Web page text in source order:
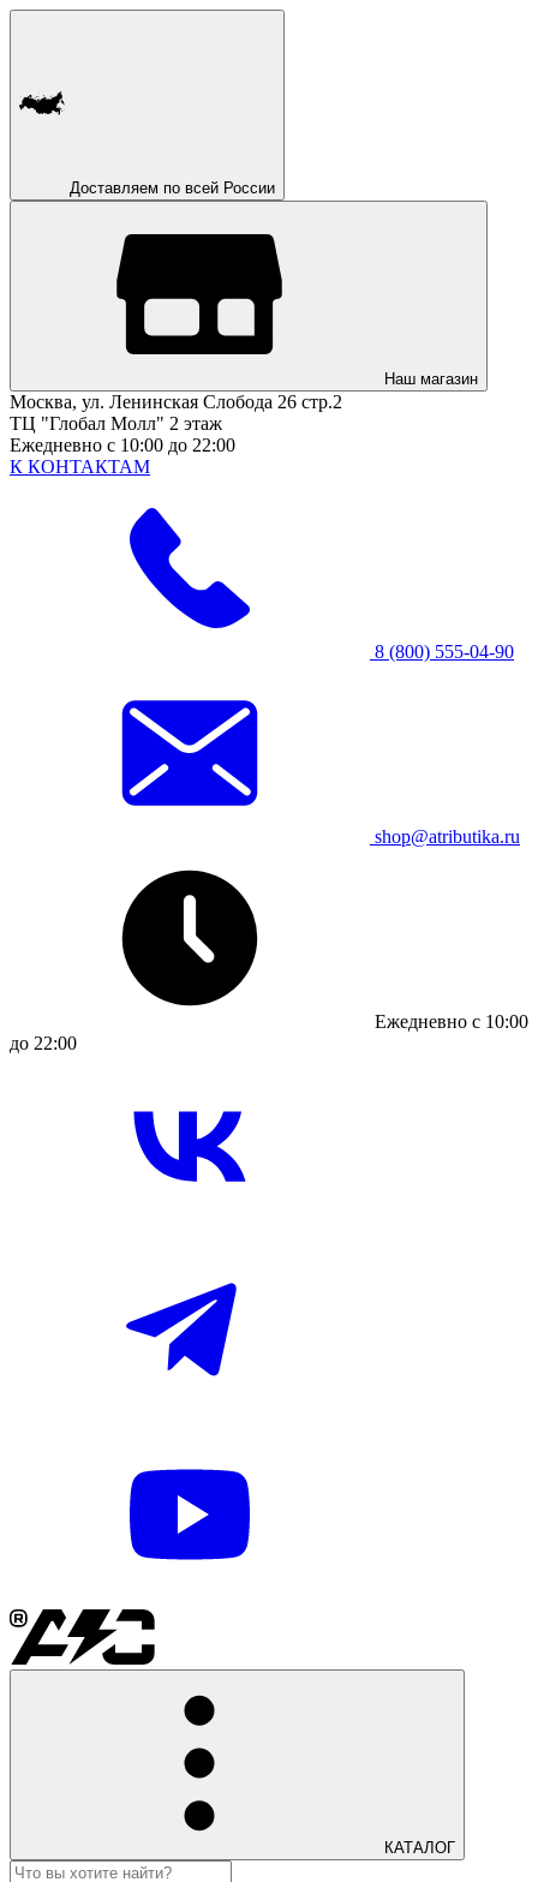
Доставляем по всей России
Наш магазин
Москва, ул. Ленинская Слобода 26 стр.2
ТЦ "Глобал Молл" 2 этаж
Ежедневно с 10:00 до 22:00
К КОНТАКТАМ
8 (800) 555-04-90
shop@atributika.ru
Ежедневно с 10:00
до 22:00
КАТАЛОГ